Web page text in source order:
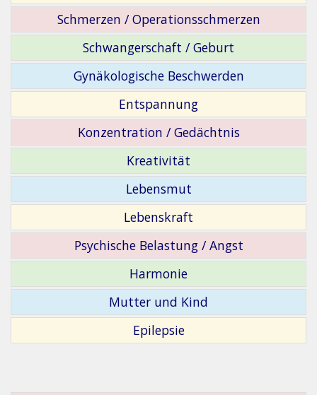
Schmerzen / Operationsschmerzen
Schwangerschaft / Geburt
Gynäkologische Beschwerden
Entspannung
Konzentration / Gedächtnis
Kreativität
Lebensmut
Lebenskraft
Psychische Belastung / Angst
Harmonie
Mutter und Kind
Epilepsie